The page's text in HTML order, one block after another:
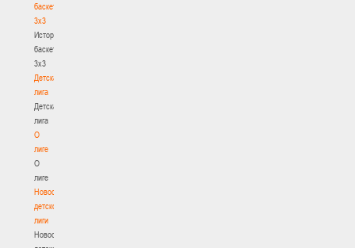
баскетбола
3х3
История
баскетбола
3х3
Детская
лига
Детская
лига
О
лиге
О
лиге
Новости
детской
лиги
Новости